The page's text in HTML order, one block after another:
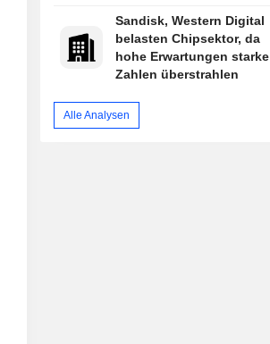
Sandisk, Western Digital
belasten Chipsektor, da
hohe Erwartungen starke
Zahlen überstrahlen
Alle Analysen